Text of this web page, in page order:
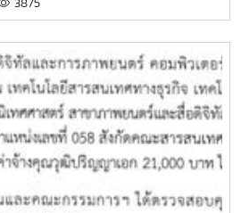
า ตาบุญ : Chalida Taboonกำกับ
มินทร์ กิตติพันธ์ : Phumin
วัชรายุทธ สุขสามัคคี :
ผู้ช่วยผู้กำกับ : Assistant
: Dacha Noimaliwamชญานนท์
ตัดต่อ : Editorเชวง
ผู้กำกับภาพยนตร์ :
: Chaweng Chaiyawanควบคุมการ
จน์ เจริญกุล : Kringkarn